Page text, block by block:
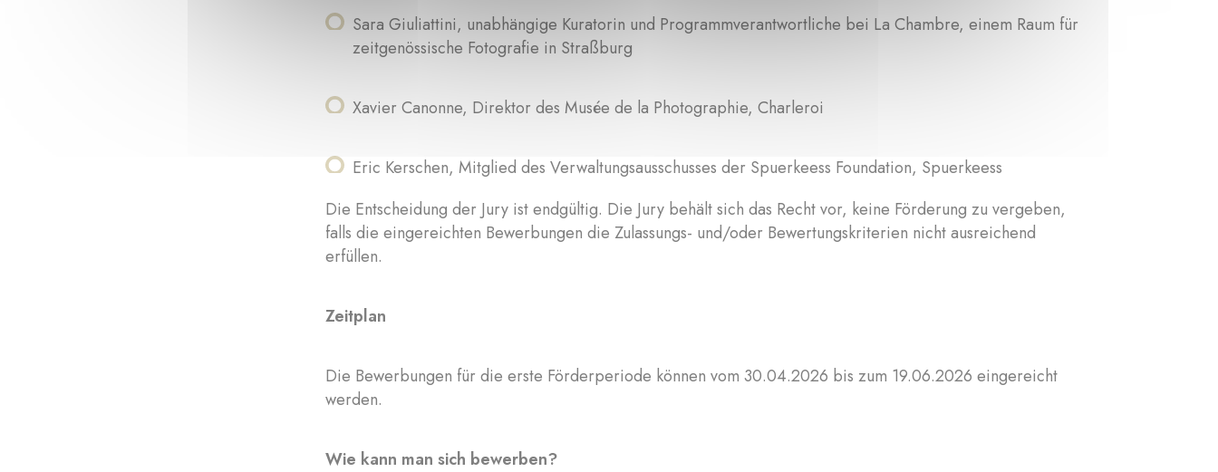
Sara Giuliattini, unabhängige Kuratorin und Programmverantwortliche bei La Chambre, einem Raum für
zeitgenössische Fotografie in Straßburg
Xavier Canonne, Direktor des Musée de la Photographie, Charleroi
Eric Kerschen, Mitglied des Verwaltungsausschusses der Spuerkeess Foundation, Spuerkeess
Die Entscheidung der Jury ist endgültig. Die Jury behält sich das Recht vor, keine Förderung zu vergeben,
falls die eingereichten Bewerbungen die Zulassungs- und/oder Bewertungskriterien nicht ausreichend
erfüllen.
Zeitplan
Die Bewerbungen für die erste Förderperiode können vom 30.04.2026 bis zum 19.06.2026 eingereicht
werden.
Wie kann man sich bewerben?